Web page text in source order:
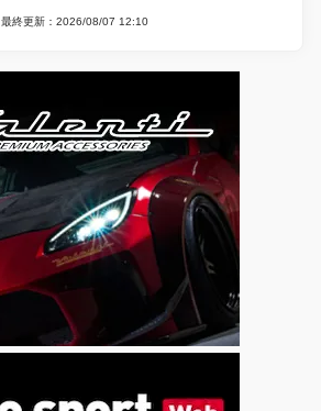
最終更新：2026/08/07 12:10